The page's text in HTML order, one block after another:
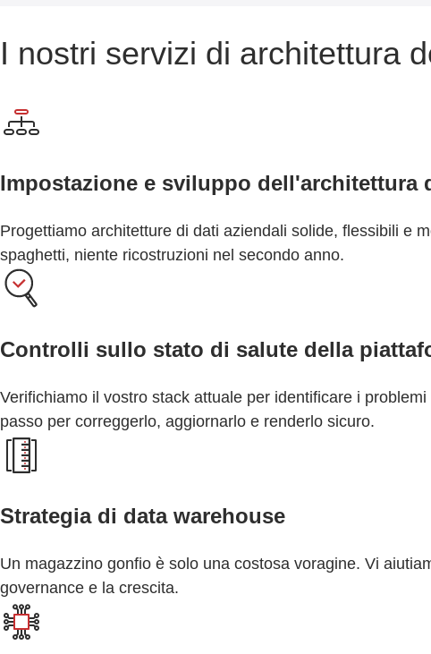
I nostri servizi di architettura
Impostazione e sviluppo dell'architettura
Progettiamo architetture di dati aziendali solide, flessibili e
spaghetti, niente ricostruzioni nel secondo anno.
Controlli sullo stato di salute della
Verifichiamo il vostro stack attuale per identificare i
passo per correggerlo, aggiornarlo e renderlo sicuro.
Strategia di data warehouse
Un magazzino gonfio è solo una costosa voragine. Vi
governance e la crescita.